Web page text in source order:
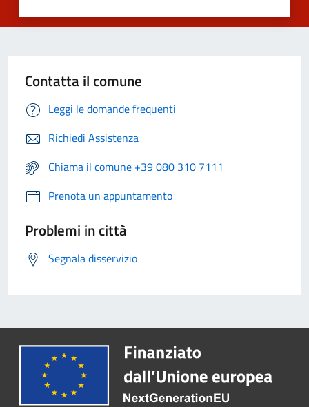
Contatta il comune
Leggi le domande frequenti
Richiedi Assistenza
Chiama il comune +39 080 310 7111
Prenota un appuntamento
Problemi in città
Segnala disservizio